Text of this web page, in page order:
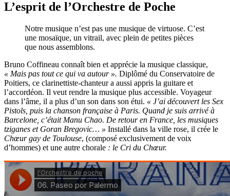
L’esprit de l’Orchestre de Poche
Notre musique n’est pas une musique de virtuose. C’est
une mosaïque, un vitrail, avec plein de petites pièces
que nous assemblons.
Bruno Coffineau connaît bien et apprécie la musique classique,
« Mais pas tout ce qui va autour ». Diplômé du Conservatoire de
Poitiers, ce clarinettiste-chanteur a aussi appris la guitare et
l’accordéon. Il veut rendre la musique plus accessible. Voyageur
dans l’âme, il a plus d’un son dans son étui. « J’ai découvert les Sex
Pistols, puis la chanson française à Paris. Quand je suis arrivé à
Barcelone, c’était Manu Chao. De retour en France, les musiques
tziganes et Goran Bregovic… » Installé dans la ville rose, il crée le
Chœur gay de Toulouse, (composé exclusivement de voix
d’hommes) et une autre chorale : le Cri du Chœur.